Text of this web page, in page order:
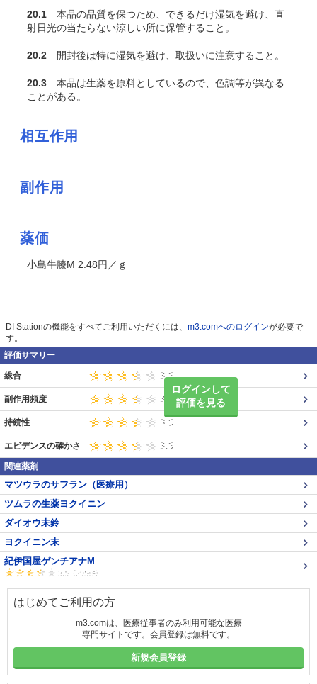
20.1 本品の品質を保つため、できるだけ湿気を避け、直
射日光の当たらない涼しい所に保管すること。
20.2 開封後は特に湿気を避け、取扱いに注意すること。
20.3 本品は生薬を原料としているので、色調等が異なる
ことがある。
相互作用
副作用
薬価
小島牛膝M 2.48円／ｇ
DI Stationの機能をすべてご利用いただくには、 m3.comへのログインが必要で
す。
評価サマリー
ログインして
評価を見る
総合
副作用頻度
持続性
エビデンスの確かさ
関連薬剤
マツウラのサフラン（医療用）
ツムラの生薬ヨクイニン
ダイオウ末鈴
ヨクイニン末
紀伊国屋ゲンチアナM
はじめてご利用の方
m3.comは、医療従事者のみ利用可能な医療
専門サイトです。会員登録は無料です。
新規会員登録